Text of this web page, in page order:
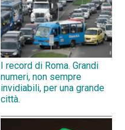
I record di Roma. Grandi
numeri, non sempre
invidiabili, per una grande
città.